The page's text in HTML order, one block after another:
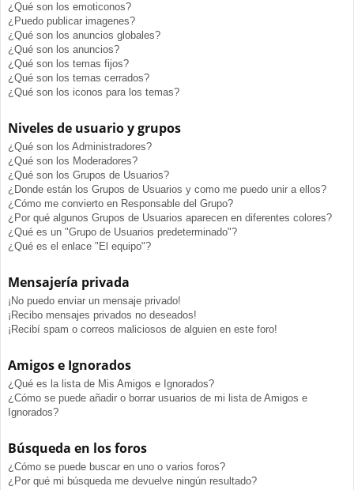
¿Qué son los emoticonos?
¿Puedo publicar imagenes?
¿Qué son los anuncios globales?
¿Qué son los anuncios?
¿Qué son los temas fijos?
¿Qué son los temas cerrados?
¿Qué son los iconos para los temas?
Niveles de usuario y grupos
¿Qué son los Administradores?
¿Qué son los Moderadores?
¿Qué son los Grupos de Usuarios?
¿Donde están los Grupos de Usuarios y como me puedo unir a ellos?
¿Cómo me convierto en Responsable del Grupo?
¿Por qué algunos Grupos de Usuarios aparecen en diferentes colores?
¿Qué es un "Grupo de Usuarios predeterminado"?
¿Qué es el enlace "El equipo"?
Mensajería privada
¡No puedo enviar un mensaje privado!
¡Recibo mensajes privados no deseados!
¡Recibí spam o correos maliciosos de alguien en este foro!
Amigos e Ignorados
¿Qué es la lista de Mis Amigos e Ignorados?
¿Cómo se puede añadir o borrar usuarios de mi lista de Amigos e
Ignorados?
Búsqueda en los foros
¿Cómo se puede buscar en uno o varios foros?
¿Por qué mi búsqueda me devuelve ningún resultado?